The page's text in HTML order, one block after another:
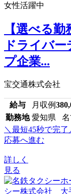
女性活躍中
【選べる
ドライバ
プ企業...
宝交通株式会社
給与 月収例
勤務地 愛知県 名
＼最短45秒で完了
応募へ進む
詳しく
見る